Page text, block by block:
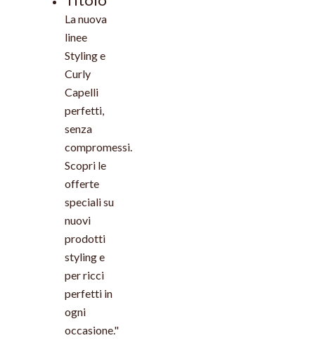
La nuova
linee
Styling e
Curly
Capelli
perfetti,
senza
compromessi.
Scopri le
offerte
speciali su
nuovi
prodotti
styling e
per ricci
perfetti in
ogni
occasione."